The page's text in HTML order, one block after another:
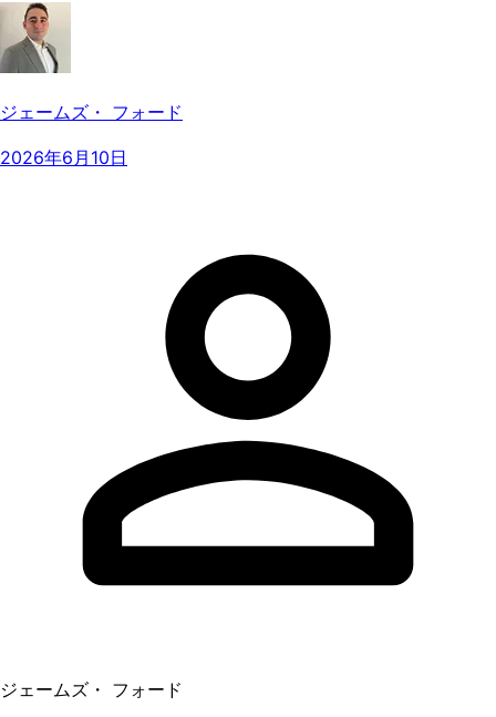
ジェームズ・ フォード
2026年6月10日
ジェームズ・ フォード